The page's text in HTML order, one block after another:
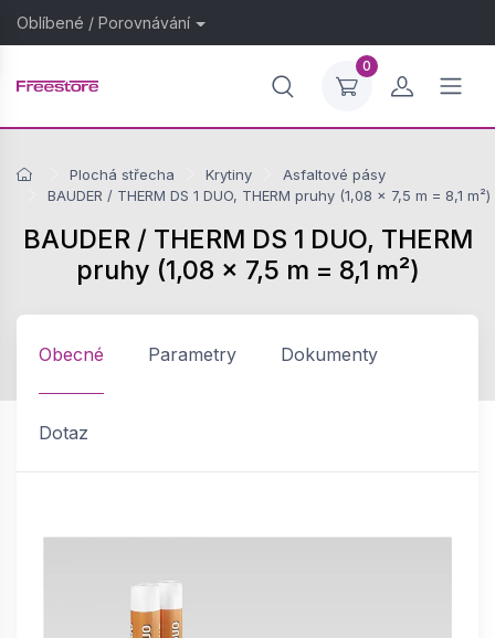
Oblíbené / Porovnávání
0
Plochá střecha Krytiny
Asfaltové pásy
BAUDER / THERM DS 1 DUO, THERM pruhy (1,08 × 7,5 m = 8,1 m²)
BAUDER / THERM DS 1 DUO, THERM
pruhy (1,08 × 7,5 m = 8,1 m²)
Obecné Parametry Dokumenty
Dotaz